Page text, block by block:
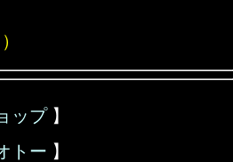
）
ップ】
トー 】